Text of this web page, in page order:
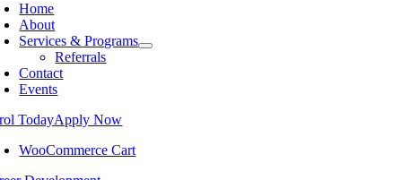
Home
About
Services & Programs
Referrals
Contact
Events
TodayApply Now
WooCommerce Cart